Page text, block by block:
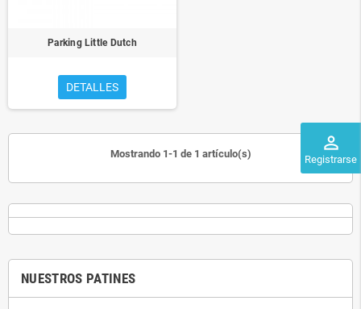
perm_identity
Registrarse
NUESTROS PATINES
Parking Little Dutch
DETALLES
Mostrando 1-1 de 1 artículo(s)